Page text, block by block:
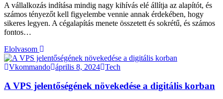
A vállalkozás indítása mindig nagy kihívás elé állítja az alapítót, és
számos tényezőt kell figyelembe vennie annak érdekében, hogy
sikeres legyen. A cégalapítás menete összetett és sokrétű, és számos
fontos…
Elolvasom
Vkommando április 8, 2024 Tech
A VPS jelentőségének növekedése a digitális korban